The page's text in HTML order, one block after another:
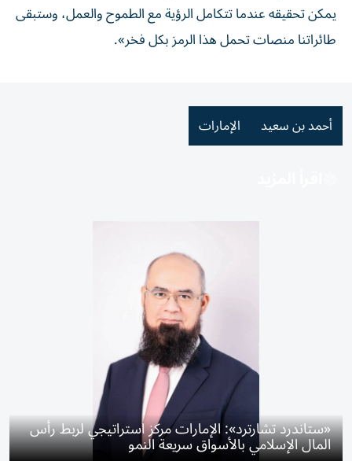
يمكن تحقيقه عندما تتكامل الرؤية مع الطموح والعمل، وستبقى
طائراتنا منصات تحمل هذا الرمز بكل فخر».
أحمد بن سعيد الإمارات
«ستاندرد تشارترد»: الإمارات مركز استراتيجي لربط رأس
المال الإسلامي بالأسواق سريعة النمو